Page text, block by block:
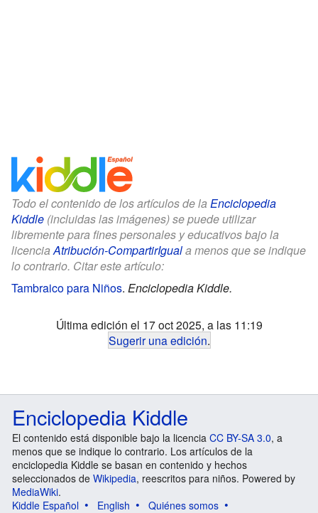
Todo el contenido de los artículos de la Enciclopedia
Kiddle (incluidas las imágenes) se puede utilizar
libremente para fines personales y educativos bajo la
licenciaAtribución-CompartirIguala menos que se indique
lo contrario. Citar este artículo:
Tambraico para Niños. Enciclopedia Kiddle.
Última edición el 17 oct 2025, a las 11:19
Sugerir una edición.
Enciclopedia Kiddle
El contenido está disponible bajo la licencia CC BY-SA 3.0, a
menos que se indique lo contrario. Los artículos de la
enciclopedia Kiddle se basan en contenido y hechos
seleccionados de Wikipedia, reescritos para niños. Powered by
MediaWiki.
Kiddle Español
English
Quiénes somos